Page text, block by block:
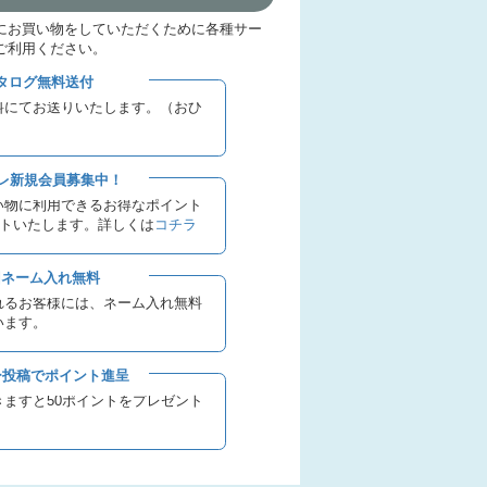
買い物をしていただくために各種サー
用ください。
ログ無料送付
てお送りいたします。（おひ
新規会員募集中！
に利用できるお得なポイント
いたします。詳しくは コチラ
ーム入れ無料
お客様には、ネーム入れ無料
す。
稿でポイント進呈
すと50ポイントをプレゼント